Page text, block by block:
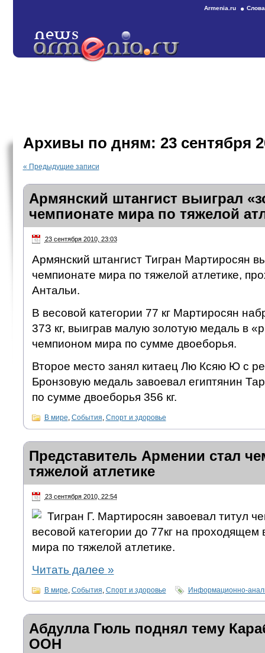
Armenia.ru
Архивы по дням: 23 сентября
« Предыдущие записи
Армянский штангист выиграл
чемпионате мира по тяжелой
23 сентября 2010, 23:03
Армянский штангист Тигран Мартиросян
чемпионате мира по тяжелой атлетике,
Антальи.
В весовой категории 77 кг Мартиросян
373 кг, выиграв малую золотую медаль в
чемпионом мира по сумме двоеборья.
Второе место занял китаец Лю Ксяю Ю с
Бронзовую медаль завоевал египтянин
по сумме двоеборья 356 кг.
В мире События Спорт и здоровье
Представитель Армении стал
тяжелой атлетике
23 сентября 2010, 22:54
Тигран Г. Мартиросян завоевал титул
весовой категории до 77кг на
мира по тяжелой атлетике.
Читать далее »
В мире, События, Спорт и здоровье Информационно-
Абдулла Гюль поднял тему
ООН